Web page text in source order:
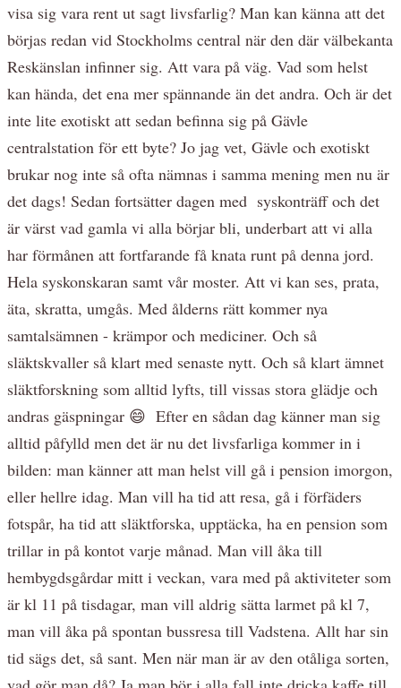
visa sig vara rent ut sagt livsfarlig? Man kan känna att det
börjas redan vid Stockholms central när den där välbekanta
Reskänslan infinner sig. Att vara på väg. Vad som helst
kan hända, det ena mer spännande än det andra. Och är det
inte lite exotiskt att sedan befinna sig på Gävle
centralstation för ett byte? Jo jag vet, Gävle och exotiskt
brukar nog inte så ofta nämnas i samma mening men nu är
det dags! Sedan fortsätter dagen med syskonträff och det
är värst vad gamla vi alla börjar bli, underbart att vi alla
har förmånen att fortfarande få knata runt på denna jord.
Hela syskonskaran samt vår moster. Att vi kan ses, prata,
äta, skratta, umgås. Med ålderns rätt kommer nya
samtalsämnen - krämpor och mediciner. Och så
släktskvaller så klart med senaste nytt. Och så klart ämnet
släktforskning som alltid lyfts, till vissas stora glädje och
andras gäspningar 😄 Efter en sådan dag känner man sig
alltid påfylld men det är nu det livsfarliga kommer in i
bilden: man känner att man helst vill gå i pension imorgon,
eller hellre idag. Man vill ha tid att resa, gå i förfäders
fotspår, ha tid att släktforska, upptäcka, ha en pension som
trillar in på kontot varje månad. Man vill åka till
hembygdsgårdar mitt i veckan, vara med på aktiviteter som
är kl 11 på tisdagar, man vill aldrig sätta larmet på kl 7,
man vill åka på spontan bussresa till Vadstena. Allt har sin
tid sägs det, så sant. Men när man är av den otåliga sorten,